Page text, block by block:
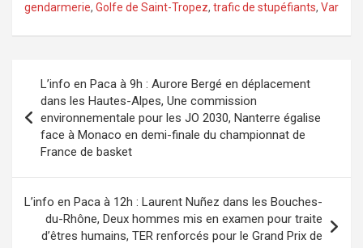
gendarmerie, Golfe de Saint-Tropez, trafic de stupéfiants, Var
l’article
L’info en Paca à 9h : Aurore Bergé en déplacement
dans les Hautes-Alpes, Une commission
environnementale pour les JO 2030, Nanterre égalise
face à Monaco en demi-finale du championnat de
France de basket
L’info en Paca à 12h : Laurent Nuñez dans les Bouches-
du-Rhône, Deux hommes mis en examen pour traite
d’êtres humains, TER renforcés pour le Grand Prix de